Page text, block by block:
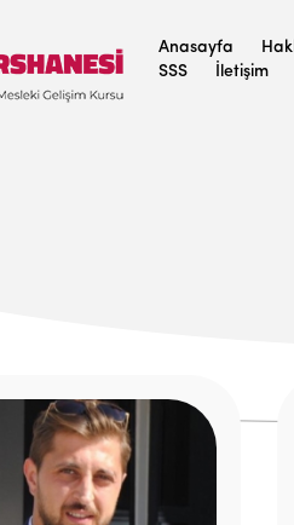
Anasayfa
SSS
İletişim